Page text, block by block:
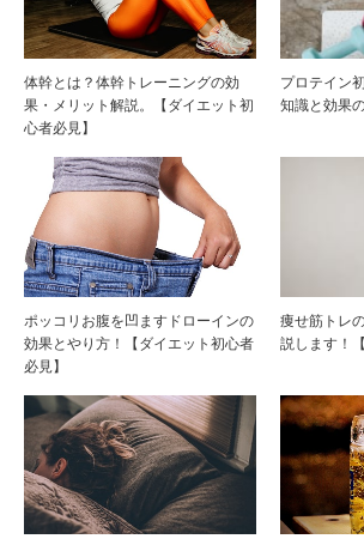
体幹とは？体幹トレーニングの効
果・メリット解説。【ダイエット初
心者必見】
プロテイン
知識と効果
ポッコリお腹を凹ますドローインの
効果とやり方！【ダイエット初心者
必見】
痩せ筋トレ
説します！